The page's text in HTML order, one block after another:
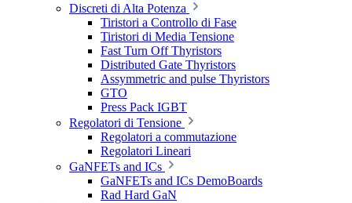
Discreti di Alta Potenza
Tiristori a Controllo di Fase
Tiristori di Media Tensione
Fast Turn Off Thyristors
Distributed Gate Thyristors
Assymmetric and pulse Thyristors
GTO
Press Pack IGBT
Regolatori di Tensione
Regolatori a commutazione
Regolatori Lineari
GaNFETs and ICs
GaNFETs and ICs DemoBoards
Rad Hard GaN